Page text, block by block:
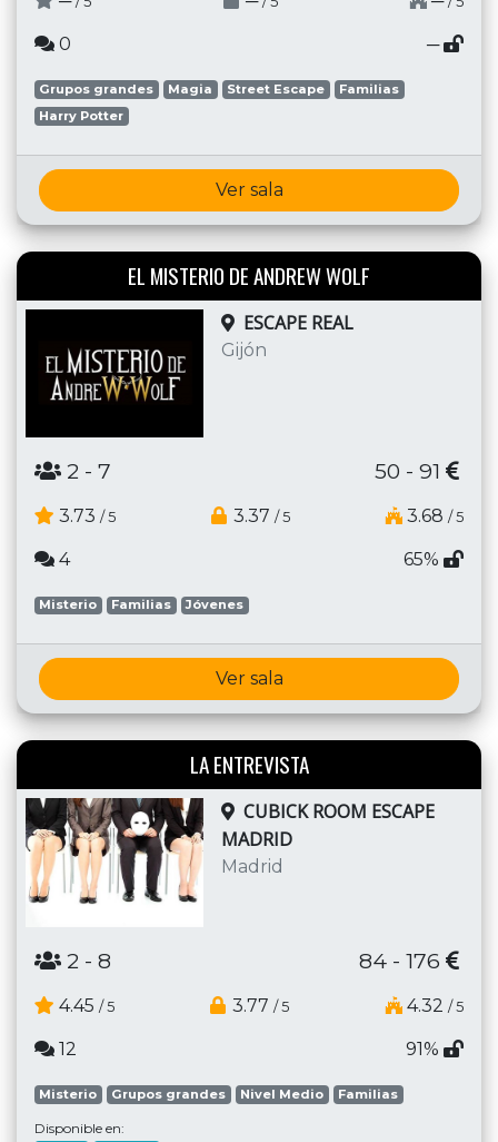
0 ─
Grupos grandes Magia Street Escape
Familias
Harry Potter
Ver sala
EL MISTERIO DE ANDREW WOLF
ESCAPE REAL
Gijón
2 - 7 50 - 91
3.73 / 5 3.37 / 5 3.68 / 5
4 65%
Misterio Familias Jóvenes
Ver sala
LA ENTREVISTA
CUBICK ROOM ESCAPE
MADRID
Madrid
2 - 8 84 - 176
4.45 / 5 3.77 / 5 4.32 / 5
12 91%
Misterio Grupos grandes Nivel Medio Familias
Disponible en: